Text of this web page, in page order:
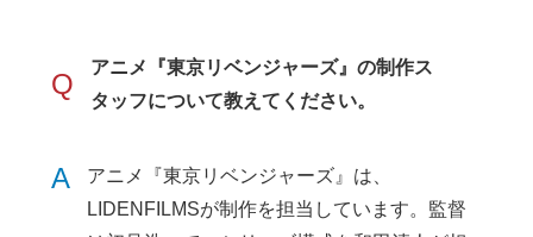
Q
アニメ『東京リベンジャーズ』の制作ス
タッフについて教えてください。
A
アニメ『東京リベンジャーズ』は、
LIDENFILMSが制作を担当しています。監督